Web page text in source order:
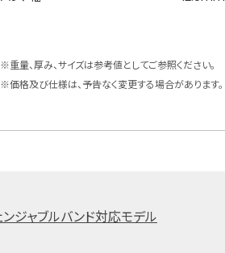
※重量、厚み、サイズは参考値としてご参照ください。
※価格及び仕様は、予告なく変更する場合があります。